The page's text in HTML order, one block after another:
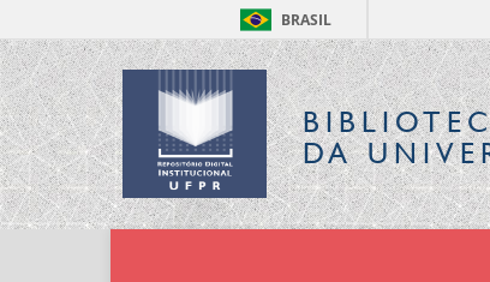
BRASIL
DA